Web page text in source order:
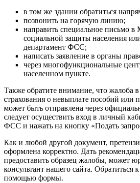
в том же здании обратиться
позвонить на горячую линию;
направить специальное письмо в
социальной защиты населения
департамент ФСС;
написать заявление в органы
через многофункциональные
населенном пункте.
Также обратите внимание, что жалоба
страхования о невыплате пособий или
может быть отправлена через
следует осуществить вход в личный
ФСС и нажать на кнопку «Подать
Как и любой другой документ,
оформлена корректно. Дать
предоставить образец жалобы, может
консультант нашего сайта. Обратиться
помощью формы.